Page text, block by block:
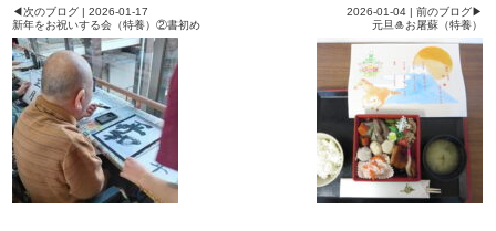
◀次のブログ | 2026-01-17
新年をお祝いする会（特養）②書初め
2026-01-04 | 前のブログ▶
元旦🎍お屠蘇（特養）